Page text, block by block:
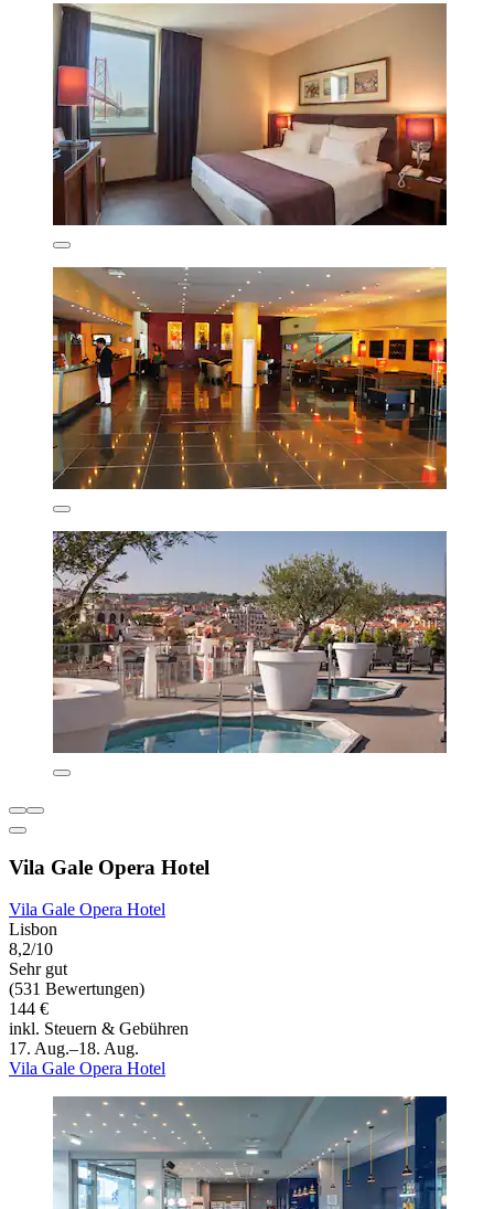
Vila Gale Opera Hotel
Vila Gale Opera Hotel
Lisbon
8,2/10
Sehr gut
(531 Bewertungen)
144 €
inkl. Steuern & Gebühren
17. Aug.–18. Aug.
Vila Gale Opera Hotel